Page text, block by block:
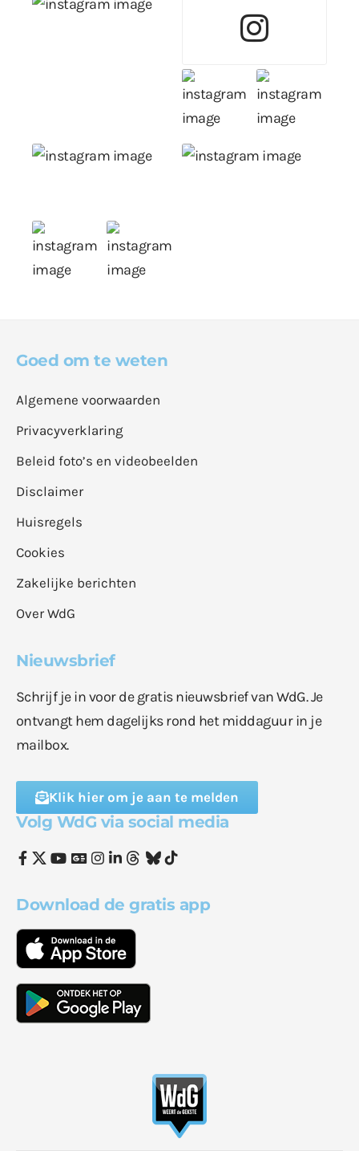
Goed om te weten
Algemene voorwaarden
Privacyverklaring
Beleid foto’s en videobeelden
Disclaimer
Huisregels
Cookies
Zakelijke berichten
Over WdG
Nieuwsbrief
Schrijf je in voor de gratis nieuwsbrief van WdG. Je
ontvangt hem dagelijks rond het middaguur in je
mailbox.
Klik hier om je aan te melden
Volg WdG via social media
Download de gratis app